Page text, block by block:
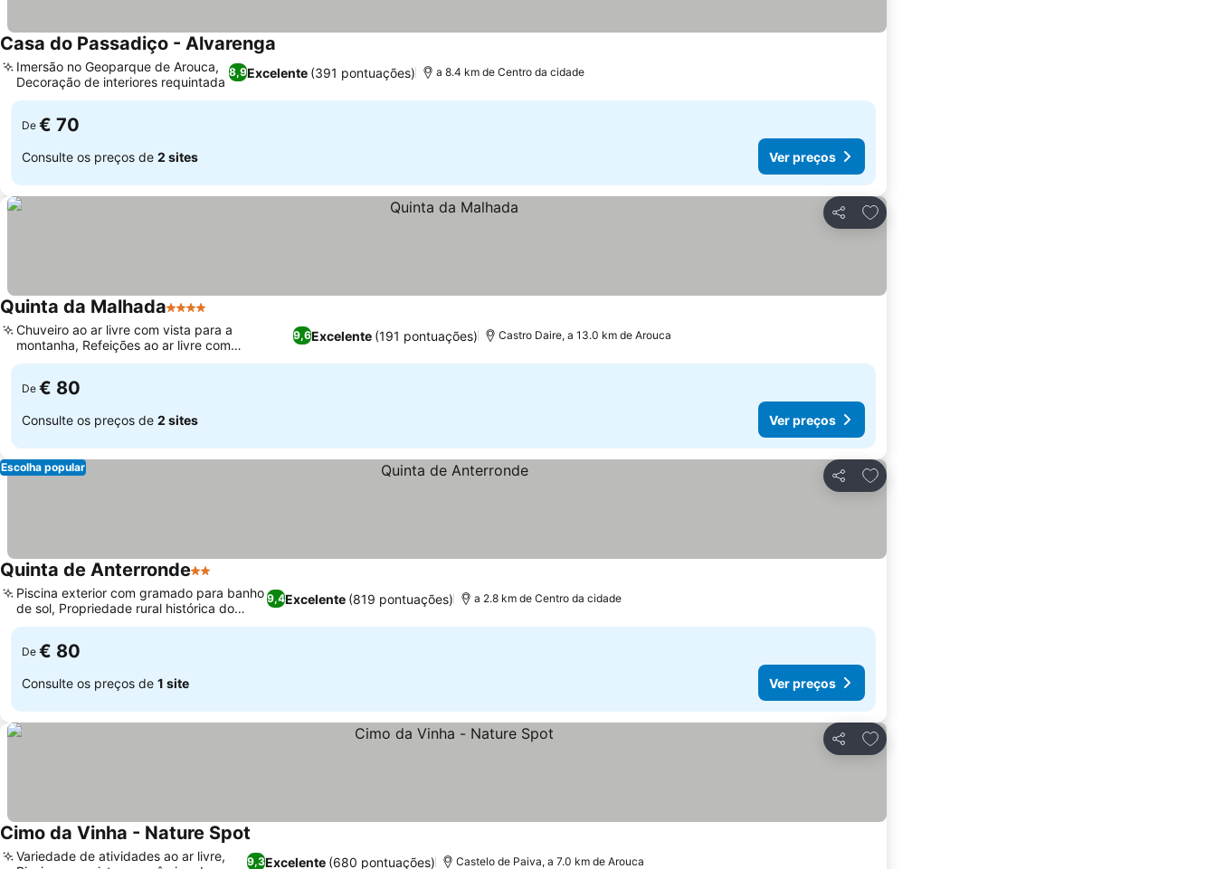
Casa do Passadiço - Alvarenga
8,9Excelente (391 pontuações)
Imersão no Geoparque de Arouca,
Decoração de interiores requintada
a 8.4 km de Centro da cidade
De € 70
Consulte os preços de 2 sites Ver preços
Partilhar
Adicionar aos favoritos
Quinta da Malhada4 Estrelas
9,6Excelente (191 pontuações)
Chuveiro ao ar livre com vista para a
montanha, Refeições ao ar livre com
churrasqueira e forno de pizza
Castro Daire, a 13.0 km de Arouca
De € 80
Consulte os preços de 2 sites Ver preços
Partilhar
Adicionar aos favoritos
Escolha popular
Quinta de Anterronde2 Estrelas
9,4Excelente (819 pontuações)
Piscina exterior com gramado para banho
de sol, Propriedade rural histórica do
século XV
a 2.8 km de Centro da cidade
De € 80
Consulte os preços de 1 site Ver preços
Partilhar
Adicionar aos favoritos
Cimo da Vinha - Nature Spot
9,3Excelente (680 pontuações)
Variedade de atividades ao ar livre,
Castelo de Paiva, a 7.0 km de Arouca